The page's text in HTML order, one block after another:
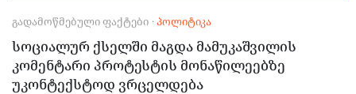
ᲒᲐᲓᲐᲛᲝᲬᲛᲔᲑᲣᲚᲘ ᲤᲐᲥᲢᲔᲑᲘ ·ᲞᲝᲚᲘᲢᲘᲙᲐ
სოციალურ ქსელში მაგდა მამუკაშვილის
კომენტარი პროტესტის მონაწილეებზე
უკონტექსტოდ ვრცელდება